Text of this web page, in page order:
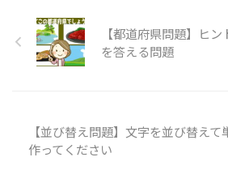
【都道府県問題】ヒ
を答える問題
【並び替え問題】文字を並び替えて
作ってください